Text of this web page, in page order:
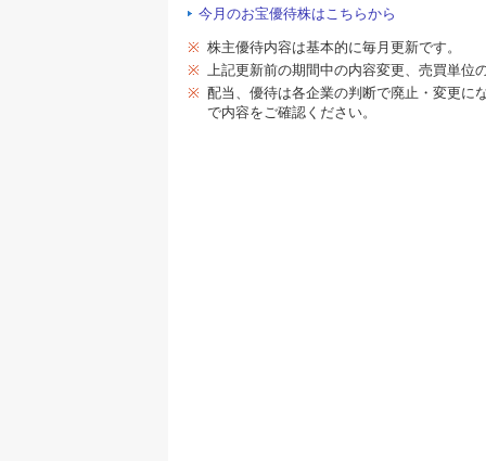
今月のお宝優待株はこちらから
※ 株主優待内容は基本的に毎月更新です。
※ 上記更新前の期間中の内容変更、売買単位
※ 配当、優待は各企業の判断で廃止・変更に
で内容をご確認ください。